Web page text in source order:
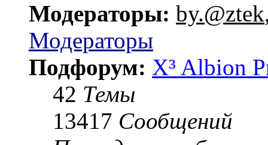
Модераторы: by.@ztek
Модераторы
Подфорум: X³ Albion
42 Темы
13417 Сообщений